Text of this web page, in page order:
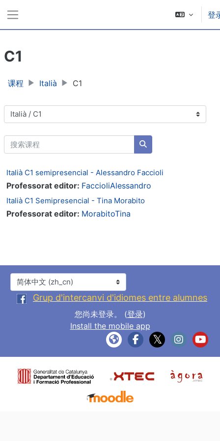
登
C1
课程 Italià C1
课程类别
搜索课程
搜索课程
Italià C1 semipresencial - Alessandro Faccioli
Professorat editor: FaccioliAlessandro
Italià C1 Semipresencial - Tina Morabito
Professorat editor: MorabitoTina
语言
Grup d'intercanvi d'idiomes entre alumnes
您尚未登录。 (登录)
Install the mobile app